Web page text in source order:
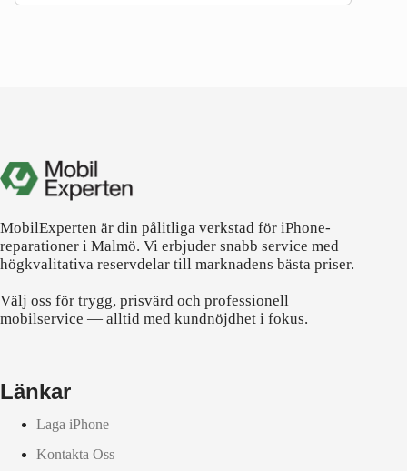
MobilExperten är din pålitliga verkstad för iPhone-
reparationer i Malmö. Vi erbjuder snabb service med
högkvalitativa reservdelar till marknadens bästa priser.
Välj oss för trygg, prisvärd och professionell
mobilservice — alltid med kundnöjdhet i fokus.
Länkar
Laga iPhone
Kontakta Oss